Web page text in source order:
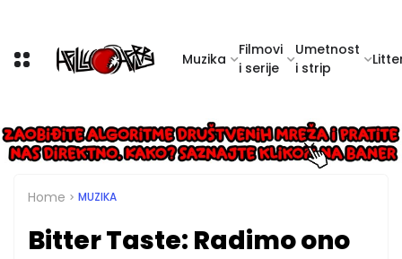
Muzika
Filmovi
i serije
Umetnost
i strip
Home MUZIKA
Bitter Taste: Radimo ono